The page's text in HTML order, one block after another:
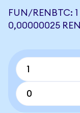
FUN/RENBTC:
0,00000025